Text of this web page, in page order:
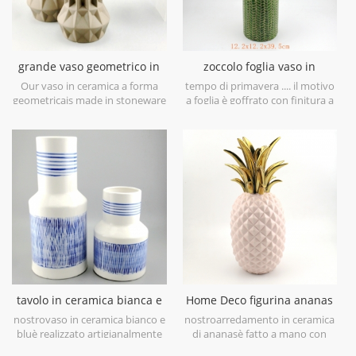
grande vaso geometrico in
ceramica marrone set di 3
Our vaso in ceramica a forma
geometricais made in stoneware
geometric shapes,it is hand-
crafted with three sizes
assorted,very nice fit with your
modern furniture.
zoccolo foglia vaso in
ceramica verde lime
tempo di primavera .... il motivo
a foglia è goffrato con finitura a
realizzato in gres porcellanato in
Cina, ottieni più umore
primaverile prova questovaso in
ceramica verde lime.
tavolo in ceramica bianca e
blu dipinto a mano vaso
nostrovaso in ceramica bianco e
bluè realizzato artigianalmente
Home Deco figurina ananas
placcata oro galvanica oro
nostroarredamento in ceramica
di ananasè fatto a mano con